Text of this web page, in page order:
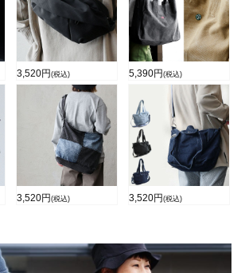
3,520円(税込) 5,390円(税込)
3,520円(税込) 3,520円(税込)